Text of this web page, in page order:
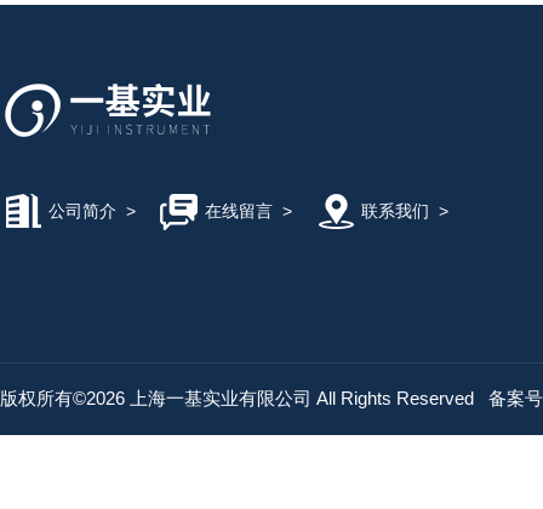
公司简介 > 在线留言> 联系我们 >
版权所有©2026 上海一基实业有限公司 All Rights Reserved 备案